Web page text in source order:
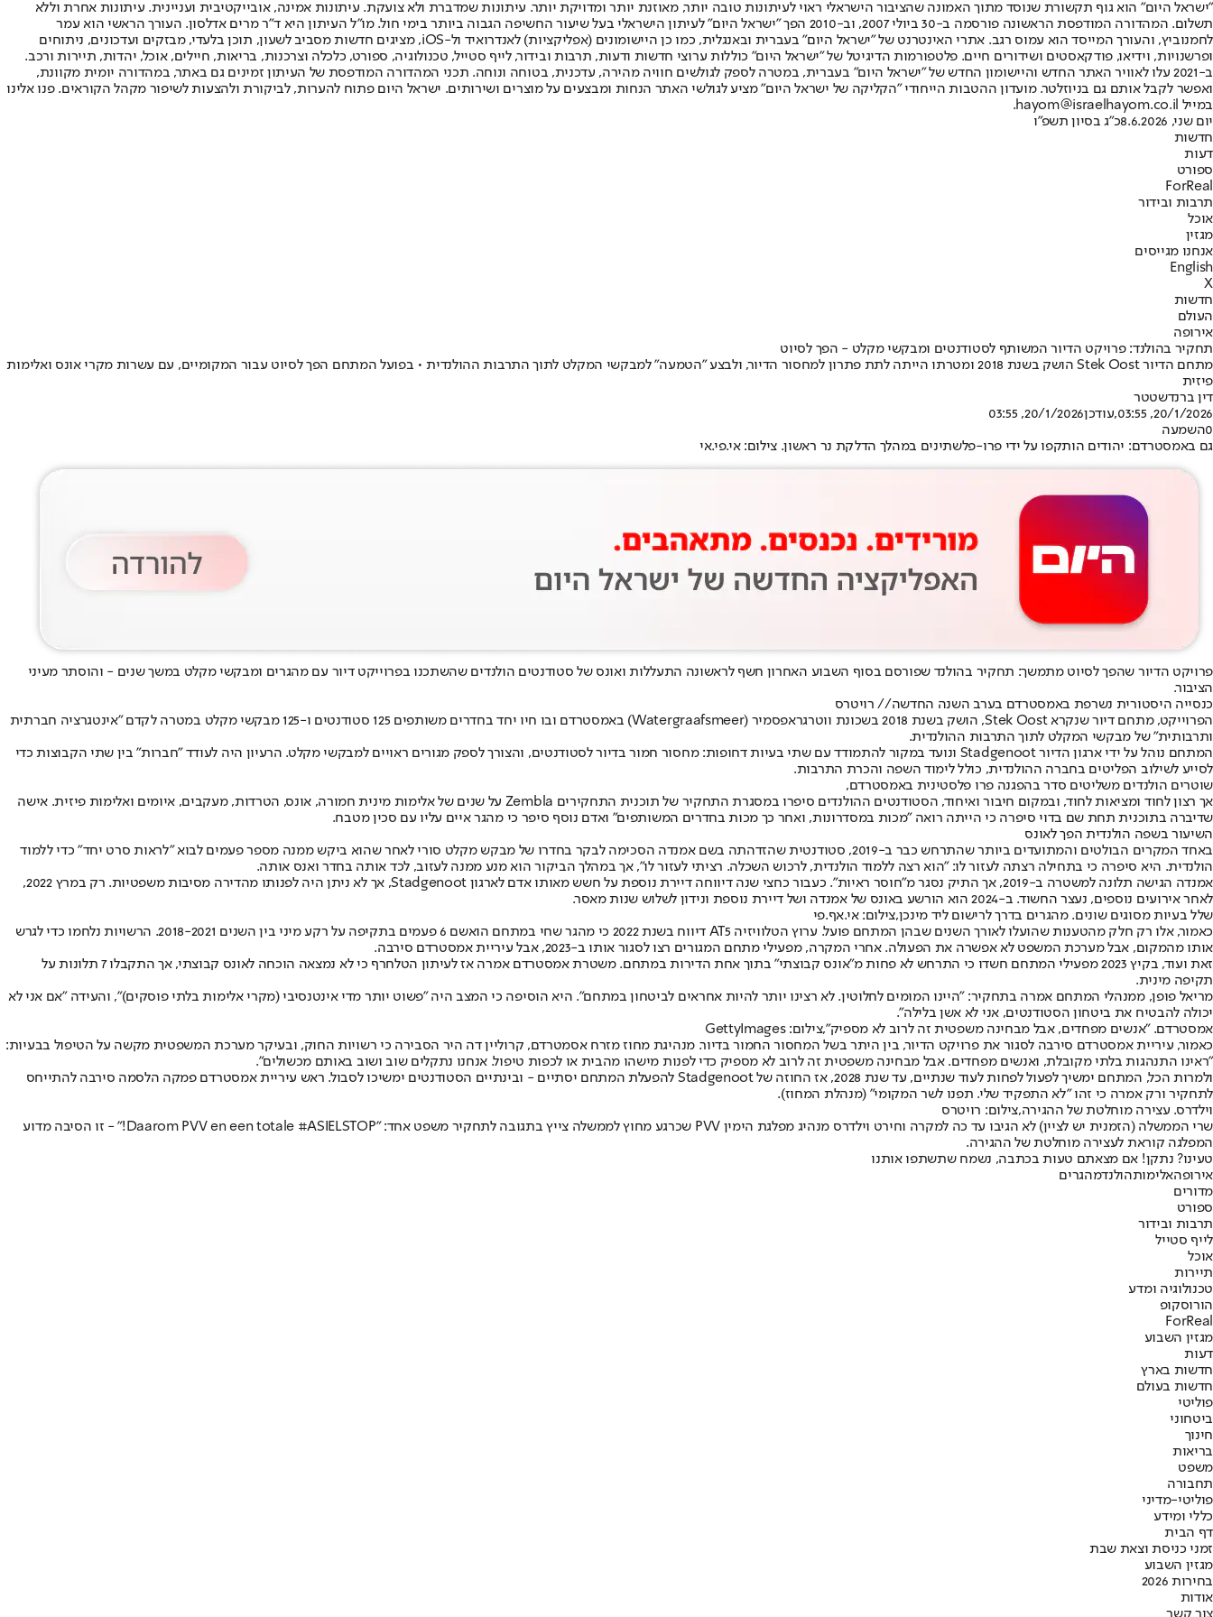
"ישראל היום" הוא גוף תקשורת שנוסד מתוך האמונה שהציבור הישראלי ראוי לעיתונות טובה יותר, מאוזנת יותר ומדויקת יותר. עיתונות שמדברת ולא צועקת. עיתונות אמינה, אובייקטיבית ועניינית. עיתונות אחרת וללא
תשלום. המהדורה המודפסת הראשונה פורסמה ב-30 ביולי 2007, וב-2010 הפך "ישראל היום" לעיתון הישראלי בעל שיעור החשיפה הגבוה ביותר בימי חול. מו"ל העיתון היא ד"ר מרים אדלסון. העורך הראשי הוא עמר
לחמנוביץ, והעורך המייסד הוא עמוס רגב. אתרי האינטרנט של "ישראל היום" בעברית ובאנגלית, כמו כן היישומונים (אפליקציות) לאנדרואיד ול-iOS, מציגים חדשות מסביב לשעון, תוכן בלעדי, מבזקים ועדכונים, ניתוחים
ופרשנויות, וידיאו, פודקאסטים ושידורים חיים. פלטפורמות הדיגיטל של "ישראל היום" כוללות ערוצי חדשות ודעות, תרבות ובידור, לייף סטייל, טכנולוגיה, ספורט, כלכלה וצרכנות, בריאות, חיילים, אוכל, יהדות, תיירות ורכב.
ב-2021 עלו לאוויר האתר החדש והיישומון החדש של "ישראל היום" בעברית, במטרה לספק לגולשים חוויה מהירה, עדכנית, בטוחה ונוחה. תכני המהדורה המודפסת של העיתון זמינים גם באתר, במהדורה יומית מקוונת,
ואפשר לקבל אותם גם בניוזלטר. מועדון ההטבות הייחודי "הקליקה של ישראל היום" מציע לגולשי האתר הנחות ומבצעים על מוצרים ושירותים. ישראל היום פתוח להערות, לביקורת ולהצעות לשיפור מקהל הקוראים. פנו אלינו
במייל hayom@israelhayom.co.il.
יום שני, 8.6.2026
כ"ג בסיון תשפ"ו
חדשות
דעות
ספורט
ForReal
תרבות ובידור
אוכל
מגזין
אנחנו מגייסים
English
X
חדשות
העולם
אירופה
תחקיר בהולנד: פרויקט הדיור המשותף לסטודנטים ומבקשי מקלט - הפך לסיוט
מתחם הדיור Stek Oost הושק בשנת 2018 ומטרתו הייתה לתת פתרון למחסור הדיור, ולבצע "הטמעה" למבקשי המקלט לתוך התרבות ההולנדית • בפועל המתחם הפך לסיוט עבור המקומיים, עם עשרות מקרי אונס ואלימות
פיזית
דין ברנדשטטר
20/1/2026, 03:55
,עודכן20/1/2026, 03:55
0השמעה
גם באמסטרדם: יהודים הותקפו על ידי פרו-פלשתינים במהלך הדלקת נר ראשון. צילום: אי.פי.אי
פרויקט הדיור שהפך לסיוט מתמשך: תחקיר בהולנד שפורסם בסוף השבוע האחרון חשף לראשונה התעללות ואונס של סטודנטים הולנדים שהשתכנו בפרוייקט דיור עם מהגרים ומבקשי מקלט במשך שנים - והוסתר מעיני
הציבור.
כנסייה היסטורית נשרפת באמסטרדם בערב השנה החדשה// רויטרס
הפרוייקט, מתחם דיור שנקרא Stek Oost, הושק בשנת 2018 בשכונת ווטרגראפסמיר (Watergraafsmeer) באמסטרדם ובו חיו יחד בחדרים משותפים 125 סטודנטים ו-125 מבקשי מקלט במטרה לקדם "אינטגרציה חברתית
ותרבותית" של מבקשי המקלט לתוך התרבות ההולנדית.
המתחם נוהל על ידי ארגון הדיור Stadgenoot ונועד במקור להתמודד עם שתי בעיות דחופות: מחסור חמור בדיור לסטודנטים, והצורך לספק מגורים ראויים למבקשי מקלט. הרעיון היה לעודד "חברות" בין שתי הקבוצות כדי
לסייע לשילוב הפליטים בחברה ההולנדית, כולל לימוד השפה והכרת התרבות.
שוטרים הולנדים משליטים סדר בהפגנה פרו פלסטינית באמסטרדם,
אך רצון לחוד ומציאות לחוד, ובמקום חיבור ואיחוד, הסטודנטים ההולנדים סיפרו במסגרת התחקיר של תוכנית התחקירים Zembla על שנים של אלימות מינית חמורה, אונס, הטרדות, מעקבים, איומים ואלימות פיזית. אישה
שדיברה בתוכנית תחת שם בדוי סיפרה כי הייתה רואה "מכות במסדרונות, ואחר כך מכות בחדרים המשותפים" ואדם נוסף סיפר כי מהגר איים עליו עם סכין מטבח.
השיעור בשפה הולנדית הפך לאונס
באחד המקרים הבולטים והמתועדים ביותר שהתרחש כבר ב-2019, סטודנטית שהזדהתה בשם אמנדה הסכימה לבקר בחדרו של מבקש מקלט סורי לאחר שהוא ביקש ממנה מספר פעמים לבוא "לראות סרט יחד" כדי ללמוד
הולנדית. היא סיפרה כי בתחילה רצתה לעזור לו: "הוא רצה ללמוד הולנדית, לרכוש השכלה. רציתי לעזור לו", אך במהלך הביקור הוא מנע ממנה לעזוב, לכד אותה בחדר ואנס אותה.
אמנדה הגישה תלונה למשטרה ב-2019, אך התיק נסגר מ"חוסר ראיות". כעבור כחצי שנה דיווחה דיירת נוספת על חשש מאותו אדם לארגון Stadgenoot, אך לא ניתן היה לפנותו מהדירה מסיבות משפטיות. רק במרץ 2022,
לאחר אירועים נוספים, נעצר החשוד. ב-2024 הוא הורשע באונס של אמנדה ושל דיירת נוספת ונידון לשלוש שנות מאסר.
שלל בעיות מסוגים שונים. מהגרים בדרך לרישום ליד מינכן,צילום: אי.אף.פי
כאמור, אלו רק חלק מהטענות שהועלו לאורך השנים שבהן המתחם פועל. ערוץ הטלוויזיה AT5 דיווח בשנת 2022 כי מהגר שחי במתחם הואשם 6 פעמים בתקיפה על רקע מיני בין השנים 2018-2021. הרשויות נלחמו כדי לגרש
אותו מהמקום, אבל מערכת המשפט לא אפשרה את הפעולה. אחרי המקרה, מפעילי מתחם המגורים רצו לסגור אותו ב-2023, אבל עיריית אמסטרדם סירבה.
זאת ועוד, בקיץ 2023 מפעילי המתחם חשדו כי התרחש לא פחות מ"אונס קבוצתי" בתוך אחת הדירות במתחם. משטרת אמסטרדם אמרה אז לעיתון הטלחרף כי לא נמצאה הוכחה לאונס קבוצתי, אך התקבלו 7 תלונות על
תקיפה מינית.
מריאל פופן, ממנהלי המתחם אמרה בתחקיר: "היינו המומים לחלוטין. לא רצינו יותר להיות אחראים לביטחון במתחם". היא הוסיפה כי המצב היה "פשוט יותר מדי אינטנסיבי (מקרי אלימות בלתי פוסקים)", והעידה "אם אני לא
יכולה להבטיח את ביטחון הסטודנטים, אני לא אשן בלילה".
אמסטרדם. "אנשים מפחדים, אבל מבחינה משפטית זה לרוב לא מספיק",צילום: GettyImages
כאמור, עיריית אמסטרדם סירבה לסגור את פרויקט הדיור, בין היתר בשל המחסור החמור בדיור. מנהיגת מחוז מזרח אסמטרדם, קרוליין דה היר הסבירה כי רשויות החוק, ובעיקר מערכת המשפטית מקשה על הטיפול בבעיות:
"ראינו התנהגות בלתי מקובלת, ואנשים מפחדים. אבל מבחינה משפטית זה לרוב לא מספיק כדי לפנות מישהו מהבית או לכפות טיפול. אנחנו נתקלים שוב ושוב באותם מכשולים".
ולמרות הכל, המתחם ימשיך לפעול לפחות לעוד שנתיים, עד שנת 2028, אז החוזה של Stadgenoot להפעלת המתחם יסתיים - ובינתיים הסטודנטים ימשיכו לסבול. ראש עיריית אמסטרדם פמקה הלסמה סירבה להתייחס
לתחקיר ורק אמרה כי זהו "לא התפקיד שלי. תפנו לשר המקומי" (מנהלת המחוז).
וילדרס. עצירה מוחלטת של ההגירה,צילום: רויטרס
שרי הממשלה (הזמנית יש לציין) לא הגיבו עד כה למקרה וחירט וילדרס מנהיג מפלגת הימין PVV שכרגע מחוץ לממשלה צייץ בתגובה לתחקיר משפט אחד: "Daarom PVV en een totale #ASIELSTOP!" - זו הסיבה מדוע
המפלגה קוראת לעצירה מוחלטת של ההגירה.
טעינו? נתקן! אם מצאתם טעות בכתבה, נשמח שתשתפו אותנו
אירופהאלימותהולנדמהגרים
מדורים
ספורט
תרבות ובידור
לייף סטייל
אוכל
תיירות
טכנולוגיה ומדע
הורוסקופ
ForReal
מגזין השבוע
דעות
חדשות בארץ
חדשות בעולם
פוליטי
ביטחוני
חינוך
בריאות
משפט
תחבורה
פוליטי-מדיני
כללי ומידע
דף הבית
זמני כניסת וצאת שבת
מגזין השבוע
בחירות 2026
אודות